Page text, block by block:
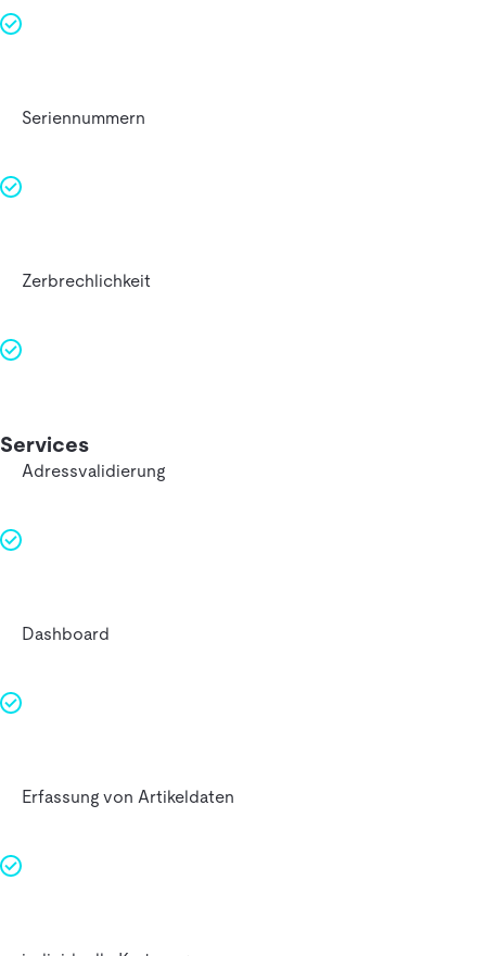
Seriennummern
Zerbrechlichkeit
Services
Adressvalidierung
Dashboard
Erfassung von Artikeldaten